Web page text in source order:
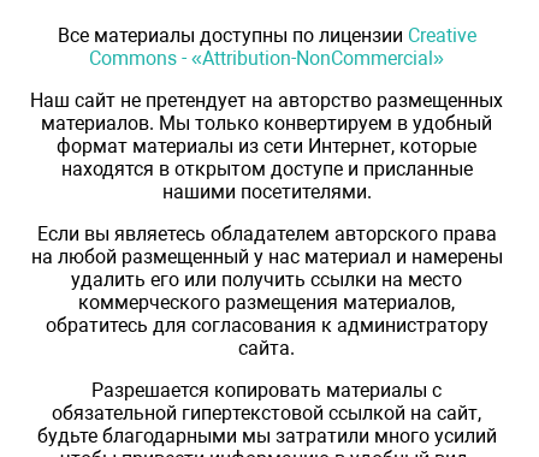
Все материалы доступны по лицензии Creative
Commons - «Attribution-NonCommercial»
Наш сайт не претендует на авторство размещенных
материалов. Мы только конвертируем в удобный
формат материалы из сети Интернет, которые
находятся в открытом доступе и присланные
нашими посетителями.
Если вы являетесь обладателем авторского права
на любой размещенный у нас материал и намерены
удалить его или получить ссылки на место
коммерческого размещения материалов,
обратитесь для согласования к администратору
сайта.
Разрешается копировать материалы с
обязательной гипертекстовой ссылкой на сайт,
будьте благодарными мы затратили много усилий